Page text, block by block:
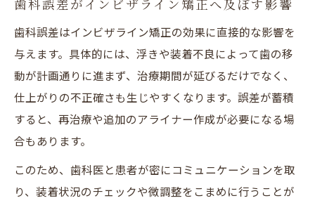
歯科誤差がインビザライン矯正へ及ぼす影響
歯科誤差はインビザライン矯正の効果に直接的な影響を
与えます。具体的には、浮きや装着不良によって歯の移
動が計画通りに進まず、治療期間が延びるだけでなく、
仕上がりの不正確さも生じやすくなります。誤差が蓄積
すると、再治療や追加のアライナー作成が必要になる場
合もあります。
このため、歯科医と患者が密にコミュニケーションを取
り、装着状況のチェックや微調整をこまめに行うことが